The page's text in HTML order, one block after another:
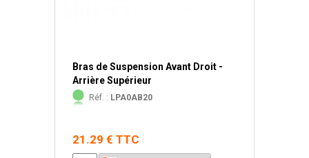
Bras de Suspension Avant Droit -
Arrière Supérieur
Réf. : LPA0AB20
21.29 € TTC